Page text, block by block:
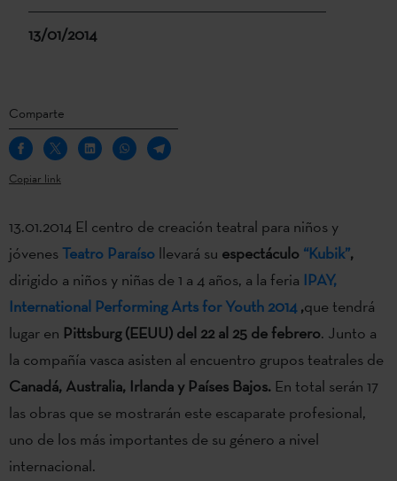
13/01/2014
Comparte
Copiar link
13.01.2014 El centro de creación teatral para niños y
jóvenesTeatro Paraíso llevará su espectáculo “Kubik”,
dirigido a niños y niñas de 1 a 4 años, a la feria IPAY,
International Performing Arts for Youth 2014,que tendrá
lugar en Pittsburg (EEUU) del 22 al 25 de febrero. Junto a
la compañía vasca asisten al encuentro grupos teatrales de
Canadá, Australia, Irlanda y Países Bajos. En total serán 17
las obras que se mostrarán este escaparate profesional,
uno de los más importantes de su género a nivel
internacional.